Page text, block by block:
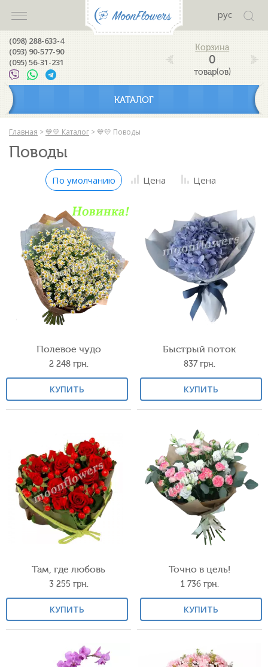
рус
(098) 288-633-4
(093) 90-577-90
(095) 56-31-231
0
товар(ов)
КАТАЛОГ
Главная > 💙💛 Каталог > 💙💛 Поводы
Поводы
По умолчанию Цена Цена
Полевое чудо
2 248 грн.
КУПИТЬ
Быстрый поток
837грн.
КУПИТЬ
Там, где любовь
3 255 грн.
КУПИТЬ
Точно в цель!
1 736 грн.
КУПИТЬ